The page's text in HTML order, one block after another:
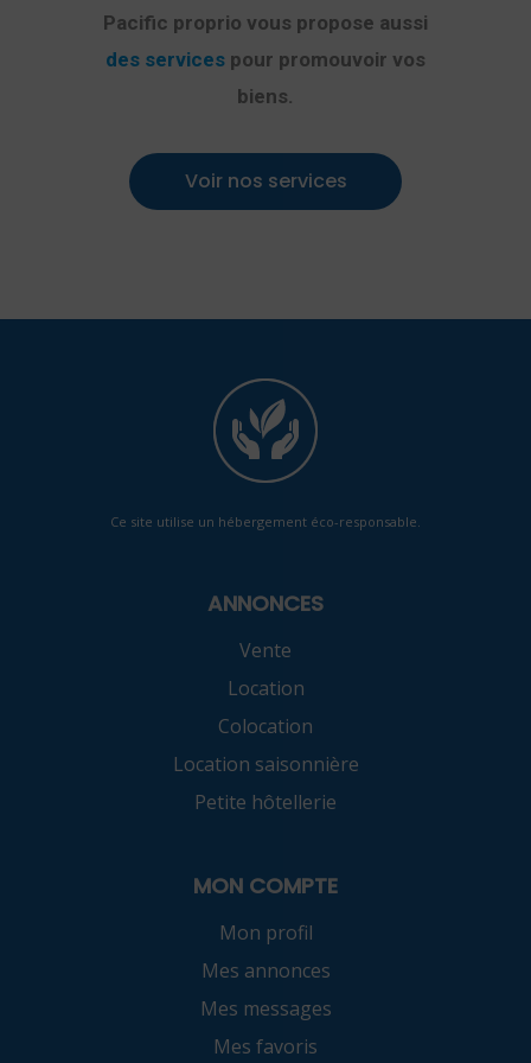
Pacific proprio vous propose aussi
des services pour promouvoir vos
biens.
Voir nos services
Ce site utilise un hébergement éco-responsable.
ANNONCES
Vente
Location
Colocation
Location saisonnière
Petite hôtellerie
MON COMPTE
Mon profil
Mes annonces
Mes messages
Mes favoris